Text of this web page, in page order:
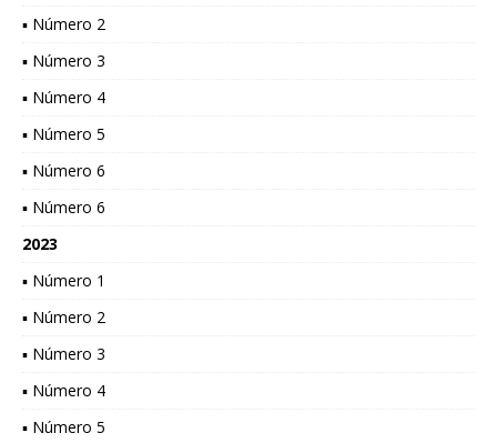
▪ Número 2
▪ Número 3
▪ Número 4
▪ Número 5
▪ Número 6
▪ Número 6
2023
▪ Número 1
▪ Número 2
▪ Número 3
▪ Número 4
▪ Número 5